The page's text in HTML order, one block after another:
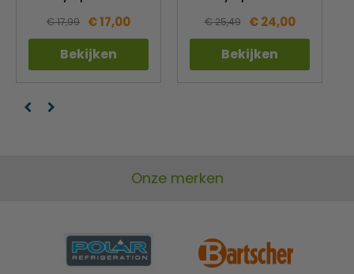
€ 17,99 € 17,00
Bekijken
€ 25,49 € 24,00
Bekijken
Onze merken